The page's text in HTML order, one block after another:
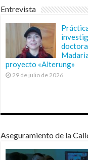
Entrevista
proyecto «Alterung»
29 de julio de 2026
Aseguramiento de la